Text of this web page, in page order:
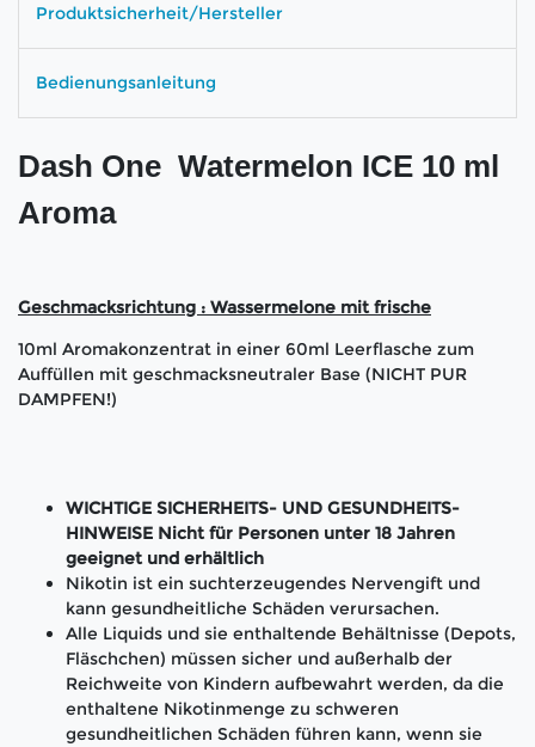
Produktsicherheit/Hersteller
Bedienungsanleitung
Dash One Watermelon ICE 10 ml
Aroma
Geschmacksrichtung : Wassermelone mit frische
10ml Aromakonzentrat in einer 60ml Leerflasche zum
Auffüllen mit geschmacksneutraler Base (NICHT PUR
DAMPFEN!)
WICHTIGE SICHERHEITS- UND GESUNDHEITS-
HINWEISE Nicht für Personen unter 18 Jahren
geeignet und erhältlich
Nikotin ist ein suchterzeugendes Nervengift und
kann gesundheitliche Schäden verursachen.
Alle Liquids und sie enthaltende Behältnisse (Depots,
Fläschchen) müssen sicher und außerhalb der
Reichweite von Kindern aufbewahrt werden, da die
enthaltene Nikotinmenge zu schweren
gesundheitlichen Schäden führen kann, wenn sie